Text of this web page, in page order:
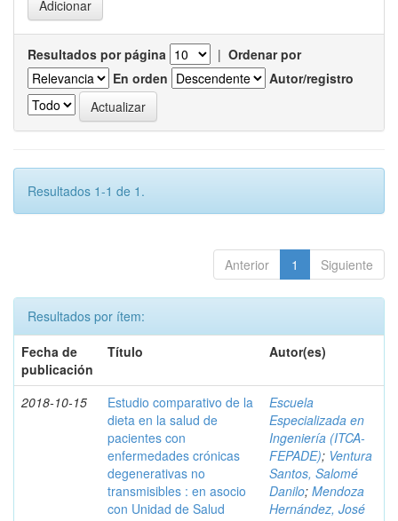
Resultados por página | Ordenar por
En orden
Autor/registro
Resultados 1-1 de 1.
Anterior 1 Siguiente
Resultados por ítem:
Fecha de
publicación
Título Autor(es)
2018-10-15
Estudio comparativo de la
dieta en la salud de
pacientes con
enfermedades crónicas
degenerativas no
transmisibles : en asocio
con Unidad de Salud
Escuela
Especializada en
Ingeniería (ITCA-
FEPADE); Ventura
Santos, Salomé
Danilo; Mendoza
Hernández, José